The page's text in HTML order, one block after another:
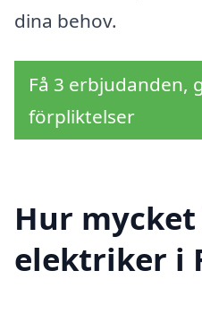
dina behov.
Få 3 erbjudanden,
förpliktelser
Hur
elektriker i